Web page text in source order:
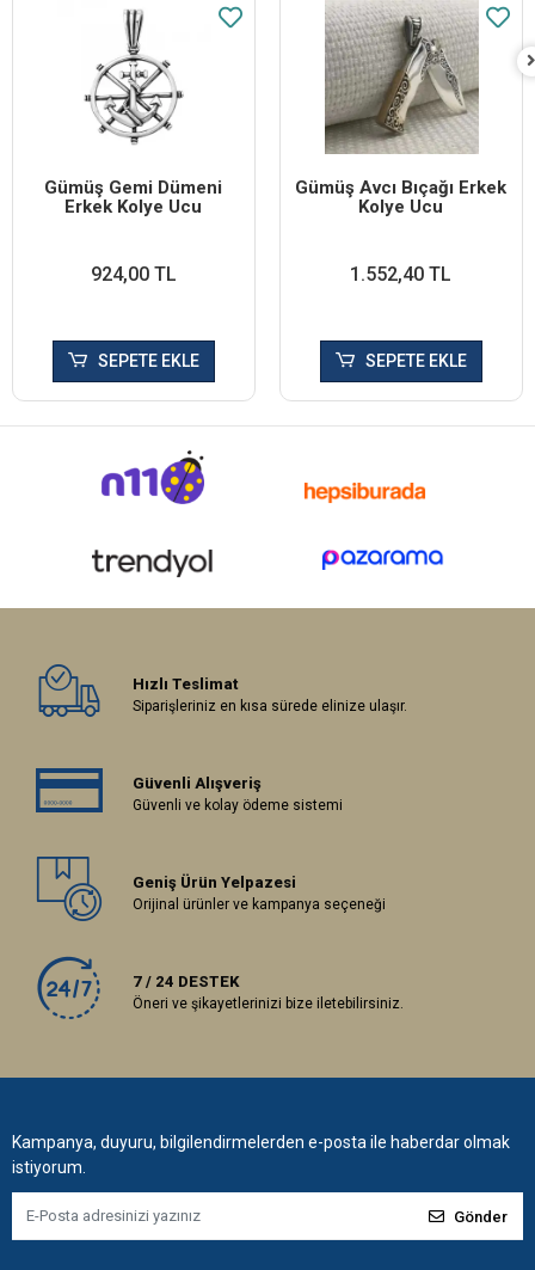
Gümüş Gemi Dümeni
Erkek Kolye Ucu
924,00 TL
SEPETE EKLE
Gümüş Avcı Bıçağı Erkek
Kolye Ucu
1.552,40 TL
SEPETE EKLE
Hızlı Teslimat
Siparişleriniz en kısa sürede elinize ulaşır.
Güvenli Alışveriş
Güvenli ve kolay ödeme sistemi
Geniş Ürün Yelpazesi
Orijinal ürünler ve kampanya seçeneği
7 / 24 DESTEK
Öneri ve şikayetlerinizi bize iletebilirsiniz.
Kampanya, duyuru, bilgilendirmelerden e-posta ile haberdar olmak
istiyorum.
Gönder